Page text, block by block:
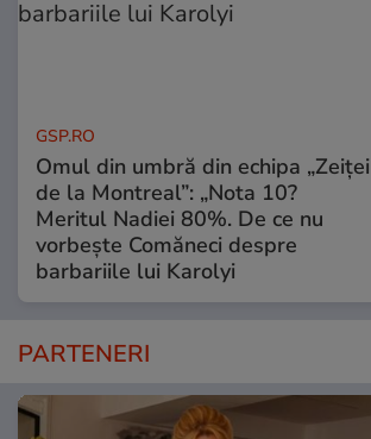
GSP.RO
Omul din umbră din echipa „Zeiței
de la Montreal”: „Nota 10?
Meritul Nadiei 80%. De ce nu
vorbește Comăneci despre
barbariile lui Karolyi
PARTENERI